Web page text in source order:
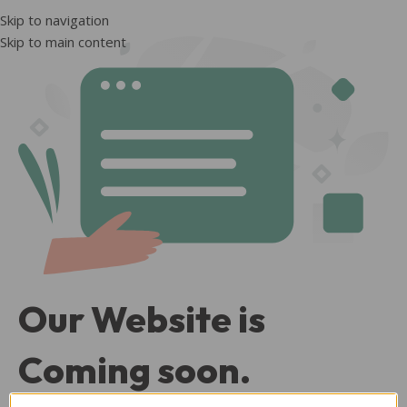
Skip to navigation
Skip to main content
Our Website is
Coming soon.